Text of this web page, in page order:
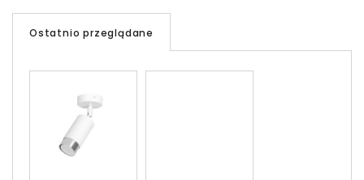
Ostatnio przeglądane